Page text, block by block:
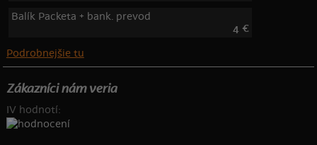
Balík Packeta + bank. prevod
4 €
Podrobnejšie tu
Zákazníci nám veria
IV hodnotí: